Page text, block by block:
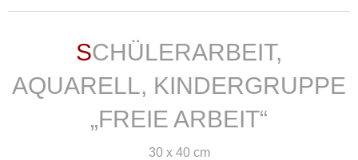
SCHÜLERARBEIT,
AQUARELL, KINDERGRUPPE
„FREIE ARBEIT“
30 x 40 cm